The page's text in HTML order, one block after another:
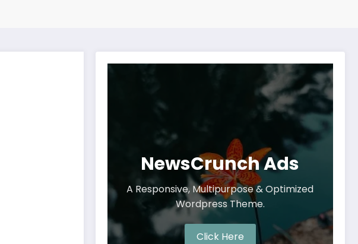
NewsCrunch Ads
A Responsive, Multipurpose & Optimized
Wordpress Theme.
Click Here